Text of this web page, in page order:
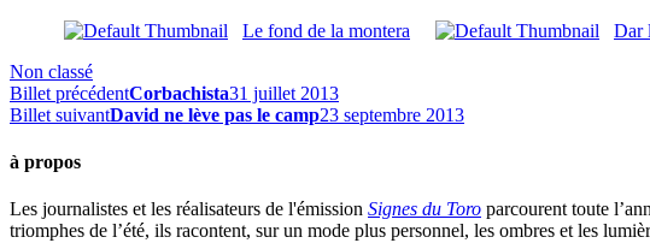
Le fond de la montera Dar
Non classé
Billet précédentCorbachista31 juillet 2013
Billet suivantDavid ne lève pas le camp23 septembre 2013
à propos
Les journalistes et les réalisateurs de l'émission Signes du Toro parcourent toute
triomphes de l’été, ils racontent, sur un mode plus personnel, les ombres et les